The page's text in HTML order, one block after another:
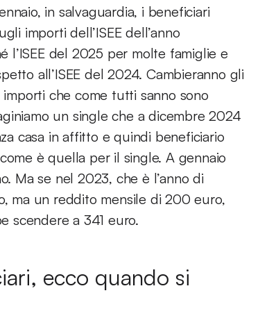
in salvaguardia, i beneficiari
importi dell’ISEE dell’anno
l’ISEE del 2025 per molte famiglie e
all’ISEE del 2024. Cambieranno gli
che come tutti sanno sono
un single che a dicembre 2024
casa in affitto e quindi beneficiario
è quella per il single. A gennaio
Ma se nel 2023, che è l’anno di
ma un reddito mensile di 200 euro,
scendere a 341 euro.
ecco quando si